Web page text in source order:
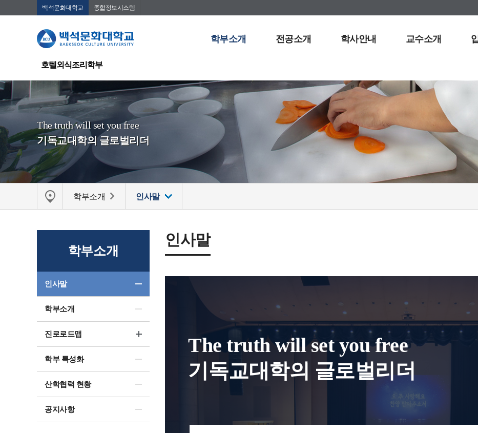
백석문화대학교 종합정보시스템
호텔외식조리학부
학부소개 전공소개 학사안내 교수소개
The truth will set you free
기독교대학의 글로벌리더
학부소개 인사말
학부소개
인사말
학부소개
진로로드맵
학부 특성화
산학협력 현황
공지사항
인사말
The truth will set you free
기독교대학의 글로벌리더